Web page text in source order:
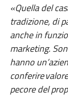
«Quella del
tradizione, di
anche in
marketing.
hanno
conferire
pecore del